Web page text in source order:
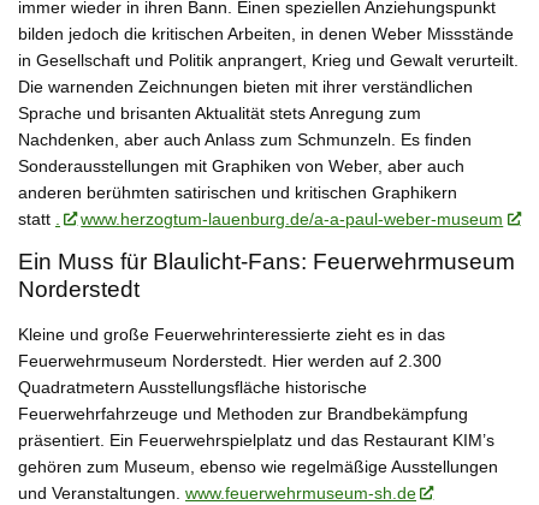
immer wieder in ihren Bann. Einen speziellen Anziehungspunkt
bilden jedoch die kritischen Arbeiten, in denen Weber Missstände
in Gesellschaft und Politik anprangert, Krieg und Gewalt verurteilt.
Die warnenden Zeichnungen bieten mit ihrer verständlichen
Sprache und brisanten Aktualität stets Anregung zum
Nachdenken, aber auch Anlass zum Schmunzeln. Es finden
Sonderausstellungen mit Graphiken von Weber, aber auch
anderen berühmten satirischen und kritischen Graphikern
statt . www.herzogtum-lauenburg.de/a-a-paul-weber-museum
Ein Muss für Blaulicht-Fans: Feuerwehrmuseum
Norderstedt
Kleine und große Feuerwehrinteressierte zieht es in das
Feuerwehrmuseum Norderstedt. Hier werden auf 2.300
Quadratmetern Ausstellungsfläche historische
Feuerwehrfahrzeuge und Methoden zur Brandbekämpfung
präsentiert. Ein Feuerwehrspielplatz und das Restaurant KIM’s
gehören zum Museum, ebenso wie regelmäßige Ausstellungen
und Veranstaltungen. www.feuerwehrmuseum-sh.de